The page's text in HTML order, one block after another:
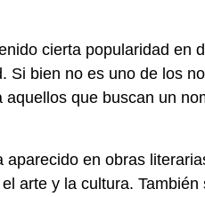
cierta popularidad en
Si bien no es uno de los
que buscan un
en obras
arte y la cultura.